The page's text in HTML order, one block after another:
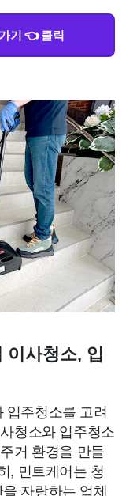
기 👈 클릭
이사청소, 입
입주청소를 고려
청소와 입주청소
거 환경을 만들
, 민트케어는 청
자랑하는 업체